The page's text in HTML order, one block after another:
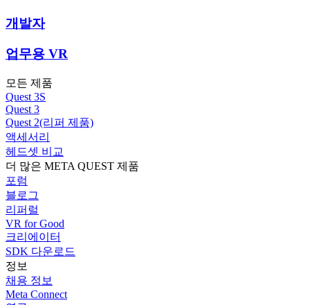
개발자
업무용 VR
모든 제품
Quest 3S
Quest 3
Quest 2(리퍼 제품)
액세서리
헤드셋 비교
더 많은 META QUEST 제품
포럼
블로그
리퍼럴
VR for Good
크리에이터
SDK 다운로드
정보
채용 정보
Meta Connect